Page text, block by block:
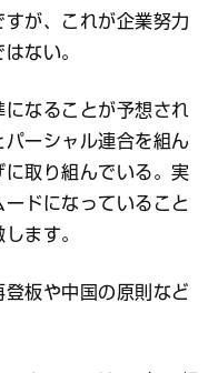
が、これが企業努力
ない。
なることが予想され
ーシャル連合を組ん
取り組んでいる。実
ドになっていること
ます。
板や中国の原則など